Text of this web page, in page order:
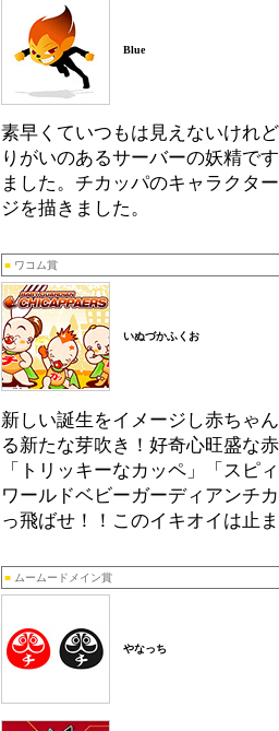
Blue
素早くていつもは見えないけれ
りがいのあるサーバーの妖精で
ました。チカッパのキャラクタ
ジを描きました。
■ ワコム賞
いぬづかふくお
新しい誕生をイメージし赤ちゃ
る新たな芽吹き！好奇心旺盛な
「トリッキーなカッペ」「スピ
ワールドベビーガーディアンチ
っ飛ばせ！！このイキオイは止
■ ムームードメイン賞
やなっち